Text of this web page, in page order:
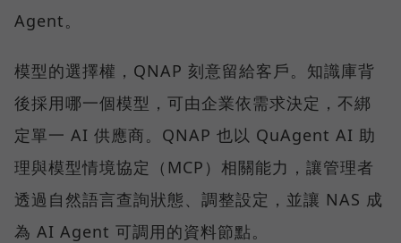
Agent。
模型的選擇權，QNAP 刻意留給客戶。知識庫背
後採用哪一個模型，可由企業依需求決定，不綁
定單一 AI 供應商。QNAP 也以 QuAgent AI 助
理與模型情境協定（MCP）相關能力，讓管理者
透過自然語言查詢狀態、調整設定，並讓 NAS 成
為 AI Agent 可調用的資料節點。